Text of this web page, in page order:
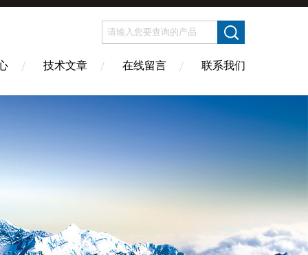
技术文章 在线留言 联系我们